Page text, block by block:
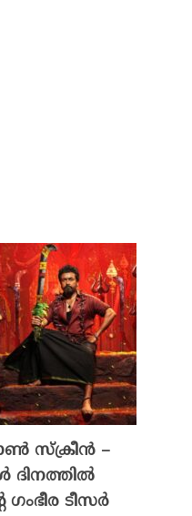
സ്‌ക്രീൻ –
ദിനത്തിൽ
ഗംഭീര ടീസർ